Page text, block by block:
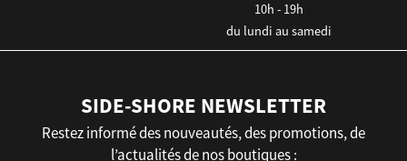
10h - 19h
du lundi au samedi
SIDE-SHORE NEWSLETTER
Restez informé des nouveautés, des promotions, de
l’actualités de nos boutiques :